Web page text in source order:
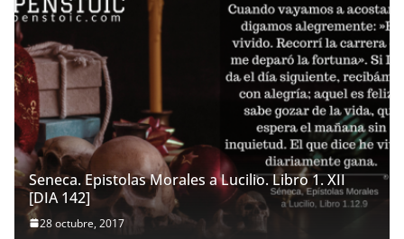
Seneca. Epistolas Morales a Lucilio. Libro 1. XII
[DIA 142]
28 octubre, 2017